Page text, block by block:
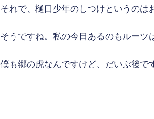
それで、樋口少年のしつけというの
そうですね。私の今日あるのもルー
僕も郷の虎なんですけど、だいぶ後で